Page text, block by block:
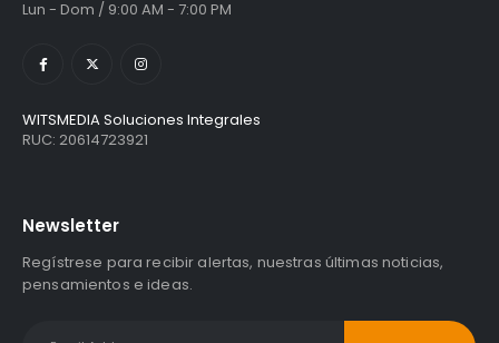
Lun - Dom / 9:00 AM - 7:00 PM
WITSMEDIA Soluciones Integrales
RUC: 20614723921
Newsletter
Regístrese para recibir alertas, nuestras últimas noticias,
pensamientos e ideas.